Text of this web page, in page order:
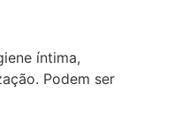
íntima,
Podem ser